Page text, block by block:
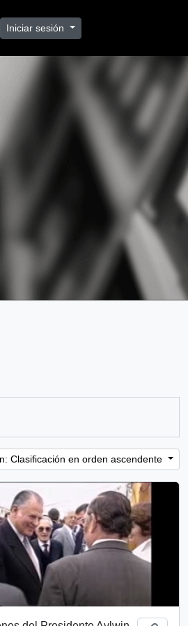
Iniciar sesión
Clasificación en orden ascendente